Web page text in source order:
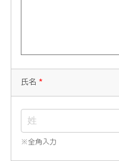
氏名 *
※全角入力